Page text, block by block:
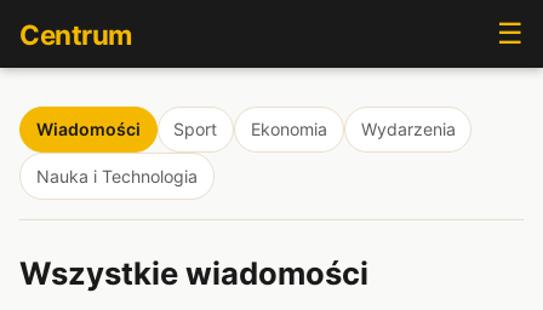
Centrum ☰
Wiadomości Sport Ekonomia Wydarzenia
Nauka i Technologia
Wszystkie wiadomości